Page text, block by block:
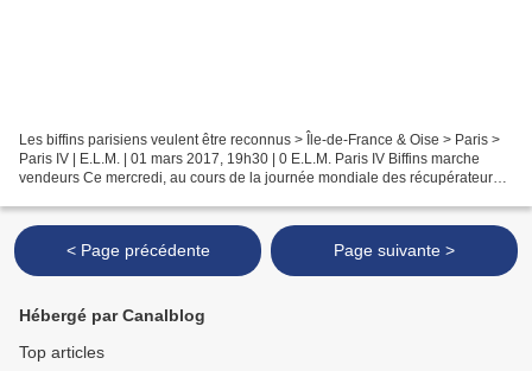
Les biffins parisiens veulent être reconnus > Île-de-France & Oise > Paris >
Paris IV | E.L.M. | 01 mars 2017, 19h30 | 0 E.L.M. Paris IV Biffins marche
vendeurs Ce mercredi, au cours de la journée mondiale des récupérateurs
< Page précédente Page suivante >
Hébergé par Canalblog
Top articles